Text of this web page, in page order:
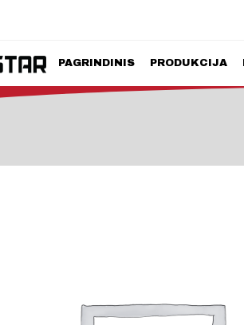
PAGRINDINIS PRODUKCIJA